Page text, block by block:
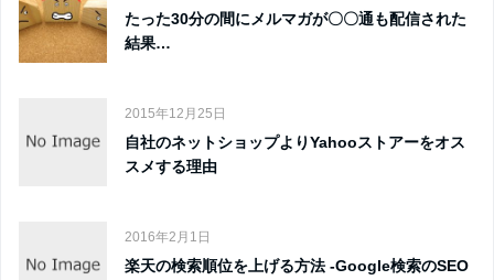
たった30分の間にメルマガが〇〇通も配信された
結果…
2015年12月25日
自社のネットショップよりYahooストアーをオス
スメする理由
2016年2月1日
楽天の検索順位を上げる方法 -Google検索のSEO